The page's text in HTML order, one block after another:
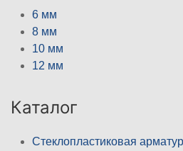
6 мм
8 мм
10 мм
12 мм
Каталог
Стеклопластиковая